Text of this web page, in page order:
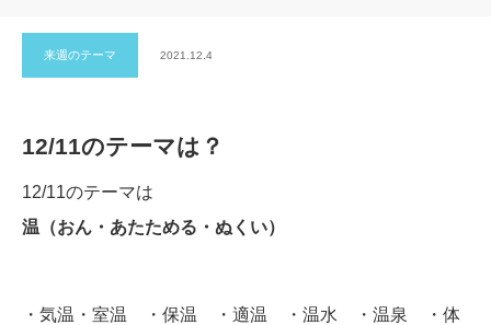
来週のテーマ 2021.12.4
12/11のテーマは？
12/11のテーマは
温（おん・あたためる・ぬくい）
・気温・室温 ・保温 ・適温 ・温水 ・温泉 ・体